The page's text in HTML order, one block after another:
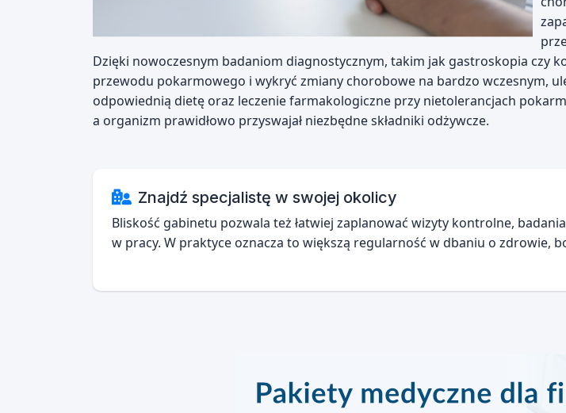
Dzięki nowoczesnym badaniom diagnostycznym, takim jak gastroskopia czy
przewodu pokarmowego i wykryć zmiany chorobowe na bardzo wczesnym,
odpowiednią dietę oraz leczenie farmakologiczne przy nietolerancjach
a organizm prawidłowo przyswajał niezbędne składniki odżywcze.
Znajdź specjalistę w swojej okolicy
Bliskość gabinetu pozwala też łatwiej zaplanować wizyty kontrolne,
w pracy. W praktyce oznacza to większą regularność w dbaniu o zdrowie,